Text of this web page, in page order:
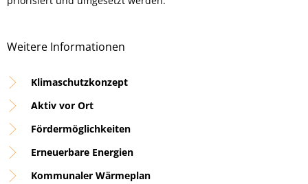
Weitere Informationen
Klimaschutzkonzept
Aktiv vor Ort
Fördermöglichkeiten
Erneuerbare Energien
Kommunaler Wärmeplan